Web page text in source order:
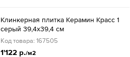
Клинкерная плитка Керамин Красс 1
серый 39,4x39,4 см
Код товара: 167505
1'122 р./м2